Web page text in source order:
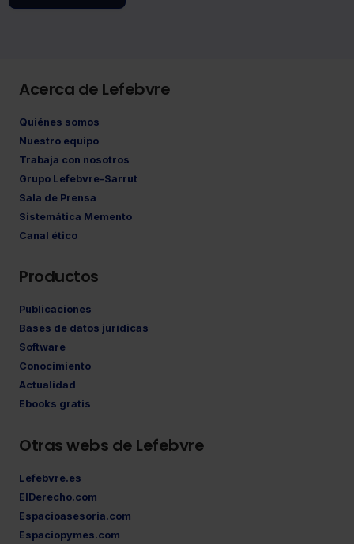
Acerca de Lefebvre
Quiénes somos
Nuestro equipo
Trabaja con nosotros
Grupo Lefebvre-Sarrut
Sala de Prensa
Sistemática Memento
Canal ético
Productos
Publicaciones
Bases de datos jurídicas
Software
Conocimiento
Actualidad
Ebooks gratis
Otras webs de Lefebvre
Lefebvre.es
ElDerecho.com
Espacioasesoria.com
Espaciopymes.com